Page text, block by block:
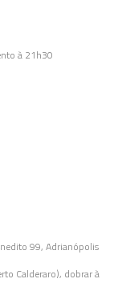
à 21h30
99, Adrianópolis
Calderaro), dobrar à